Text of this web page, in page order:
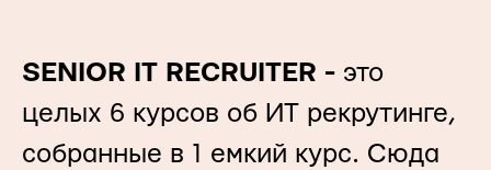
SENIOR IT RECRUITER - это
целых 6 курсов об ИТ рекрутинге,
собранные в 1 емкий курс. Сюда